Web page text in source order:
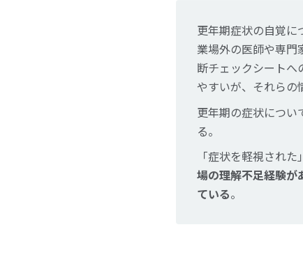
更年期症状の自覚に
業場外の医師や専門
断チェックシートへ
やすいが、それらの
更年期の症状につい
る。
「症状を軽視され
場の理解不足経験が
ている。